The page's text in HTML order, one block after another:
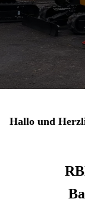
Hallo und